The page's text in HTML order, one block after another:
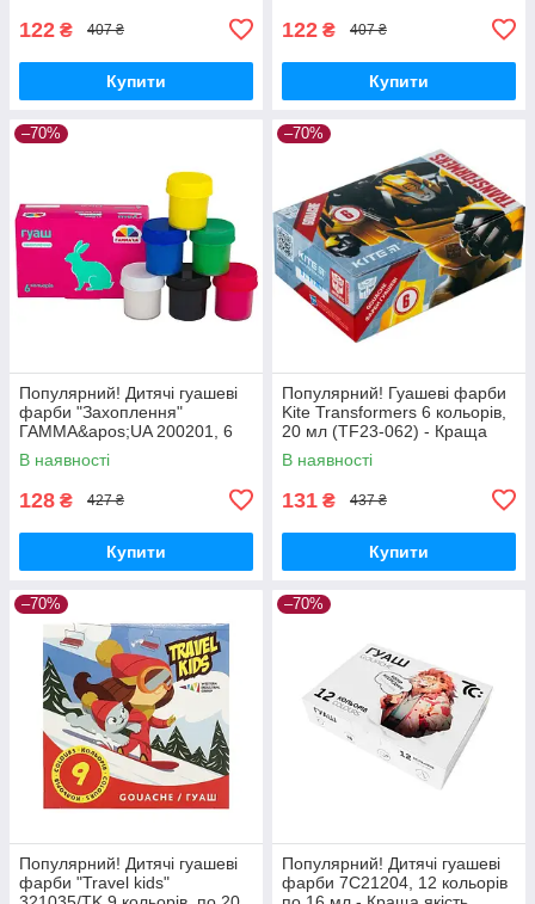
122 ₴ 407 ₴
Купити
122 ₴ 407 ₴
Купити
–70%
Популярний! Дитячі гуашеві
фарби "Захоплення"
ГАММА&apos;UA 200201, 6
кольорів - Краща якість тільки
на Nukleon.com.ua
В наявності
128 ₴ 427 ₴
Купити
–70%
Популярний! Гуашеві фарби
Kite Transformers 6 кольорів,
20 мл (TF23-062) - Краща
якість тільки на
Nukleon.com.ua
В наявності
131 ₴ 437 ₴
Купити
–70%
Популярний! Дитячі гуашеві
фарби "Travel kids"
–70%
Популярний! Дитячі гуашеві
фарби 7C21204, 12 кольорів